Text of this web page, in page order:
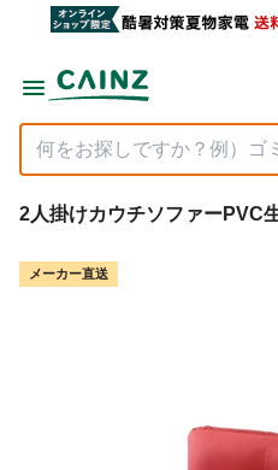
2人掛けカウチソファーPVC
メーカー直送